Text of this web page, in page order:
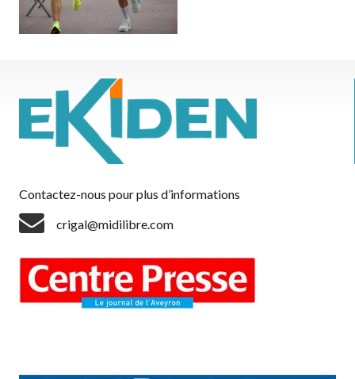
Contactez-nous pour plus d’informations
crigal@midilibre.com